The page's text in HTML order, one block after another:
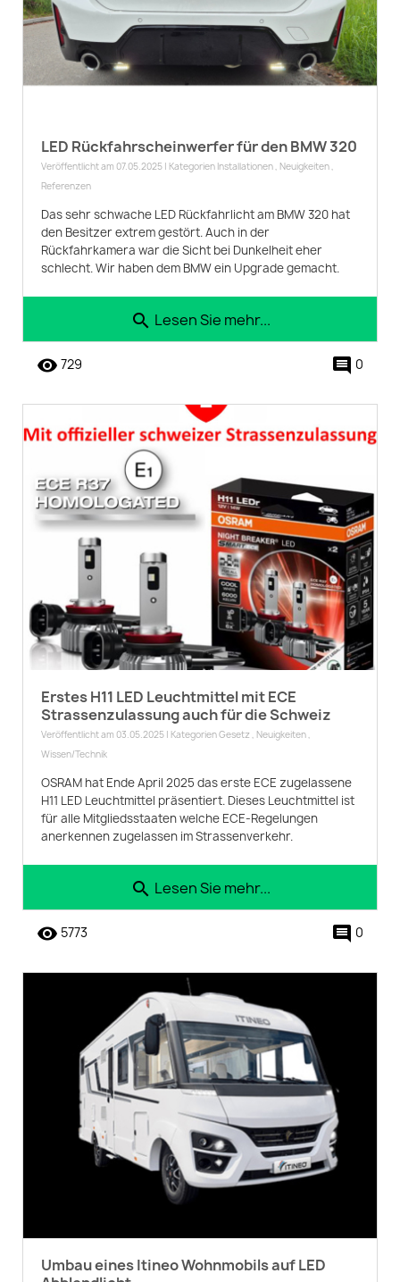
LED Rückfahrscheinwerfer für den BMW 320
Veröffentlicht am 07.05.2025 | Kategorien Installationen, Neuigkeiten,
Referenzen
Das sehr schwache LED Rückfahrlicht am BMW 320 hat
den Besitzer extrem gestört. Auch in der
Rückfahrkamera war die Sicht bei Dunkelheit eher
schlecht. Wir haben dem BMW ein Upgrade gemacht.
search Lesen Sie mehr...
remove_red_eye 729 comment 0
Erstes H11 LED Leuchtmittel mit ECE
Strassenzulassung auch für die Schweiz
Veröffentlicht am 03.05.2025 | KategorienGesetz , Neuigkeiten,
Wissen/Technik
OSRAM hat Ende April 2025 das erste ECE zugelassene
H11 LED Leuchtmittel präsentiert. Dieses Leuchtmittel ist
für alle Mitgliedsstaaten welche ECE-Regelungen
anerkennen zugelassen im Strassenverkehr.
search Lesen Sie mehr...
remove_red_eye 5773 comment 0
Umbau eines Itineo Wohnmobils auf LED